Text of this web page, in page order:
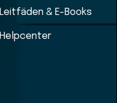
Leitfäden & E-Books
Helpcenter